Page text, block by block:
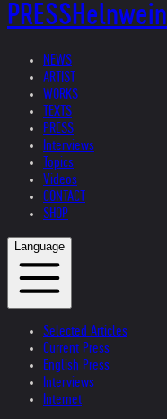
PRESSHelnwein
NEWS
ARTIST
WORKS
TEXTS
PRESS
Interviews
Topics
Videos
CONTACT
SHOP
Language
Selected Articles
Current Press
English Press
Interviews
Internet